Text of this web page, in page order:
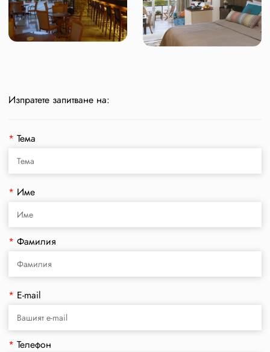
Изпратете запитване на:
* Тема
* Име
* Фамилия
* E-mail
* Телефон